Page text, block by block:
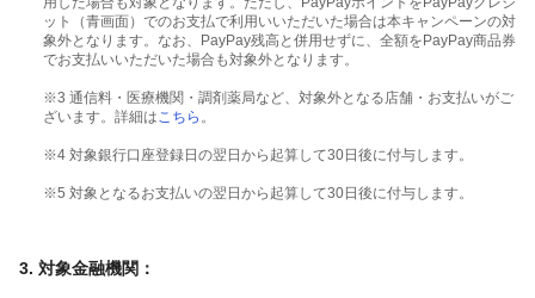
ット（青画面）でのお支払で利用いいただいた場合は本キャンペーンの対
象外となります。なお、PayPay残高と併用せずに、全額をPayPay商品券
でお支払いいただいた場合も対象外となります。
※3 通信料・医療機関・調剤薬局など、対象外となる店舗・お支払いがご
ざいます。詳細は こちら 。
※4 対象銀行口座登録日の翌日から起算して30日後に付与します。
※5 対象となるお支払いの翌日から起算して30日後に付与します。
3. 対象金融機関：